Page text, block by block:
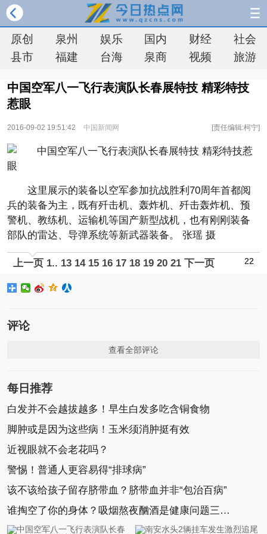
原创 泉州 娱乐 国内 财经
社会
县市
福建 台海 泉商 视频 旅游
中国空军八一飞行表演队长春展特技 精彩特技
惹眼
2016-09-02 19:51:42 中国新闻网 [责任编辑:柯宁]
这里展示的装备以空军参加抗战胜利70周年首都阅
兵的装备为主，既有歼击机、轰炸机、歼击轰炸机、预
警机、教练机、运输机等国产新型战机，也有刚刚装备
部队的雷达、导弹系统等新武器装备。 张瑶 摄
上一页 1.. 13 14 15 16 17 18 19 20 21 22
下一页
评论
查看全部评论
每日推荐
白发并不会越拔越多！早生白发多吃含铜食物
脚肿或是因为这些病！玉米须消肿挺有效
近视眼就不会老花吗？
警惕！普通人更容易得“排球病”
该不该给孩子留存脐带血？脐带血并非“包治百病”
谁掏空了你的身体？吸烟熬夜酗酒是健康问题三大元